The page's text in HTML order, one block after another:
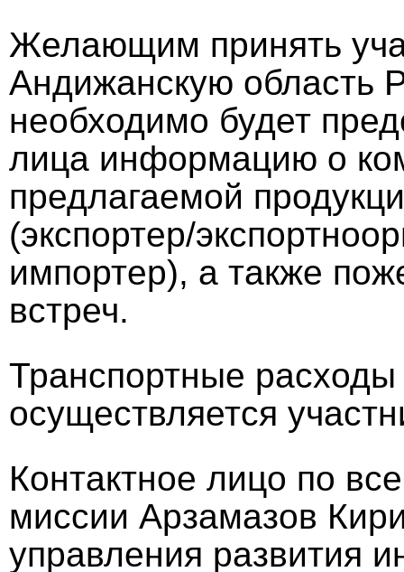
Желающим принять
Андижанскую область
необходимо будет
лица информацию о
предлагаемой
(экспортер/
импортер), а также
встреч.
Транспортные
осуществляется
Контактное лицо по
миссии Арзамазов
управления развития